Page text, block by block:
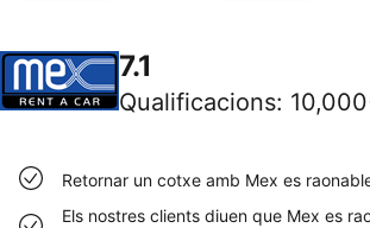
7.1
Qualificacions:
Retornar un cotxe amb Mex es
Els nostres clients diuen que Mex es